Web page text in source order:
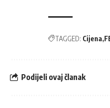
TAGGED: Cijena
Podijeli ovaj članak